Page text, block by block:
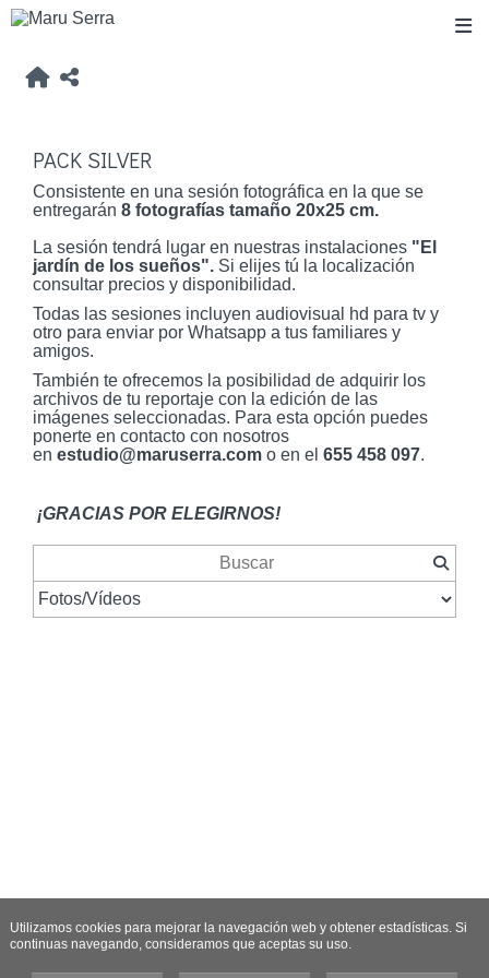
PACK SILVER
Consistente en una sesión fotográfica en la que se
entregarán 8 fotografías tamaño 20x25 cm.
La sesión tendrá lugar en nuestras instalaciones "El
jardín de los sueños". Si elijes tú la localización
consultar precios y disponibilidad.
Todas las sesiones incluyen audiovisual hd para tv y
otro para enviar por Whatsapp a tus familiares y
amigos.
También te ofrecemos la posibilidad de adquirir los
archivos de tu reportaje con la edición de las
imágenes seleccionadas. Para esta opción puedes
ponerte en contacto con nosotros
en estudio@maruserra.com o en el 655 458 097.
¡GRACIAS POR ELEGIRNOS!
Utilizamos cookies para mejorar la navegación web y obtener estadísticas. Si
continuas navegando, consideramos que aceptas su uso.